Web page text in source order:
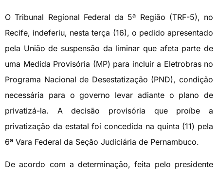
O Tribunal Regional Federal da 5ª Região (TRF-5), no
Recife, indeferiu, nesta terça (16), o pedido apresentado
pela União de suspensão da liminar que afeta parte de
uma Medida Provisória (MP) para incluir a Eletrobras no
Programa Nacional de Desestatização (PND), condição
necessária para o governo levar adiante o plano de
privatizá-la. A decisão provisória que proíbe a
privatização da estatal foi concedida na quinta (11) pela
6ª Vara Federal da Seção Judiciária de Pernambuco.
De acordo com a determinação, feita pelo presidente